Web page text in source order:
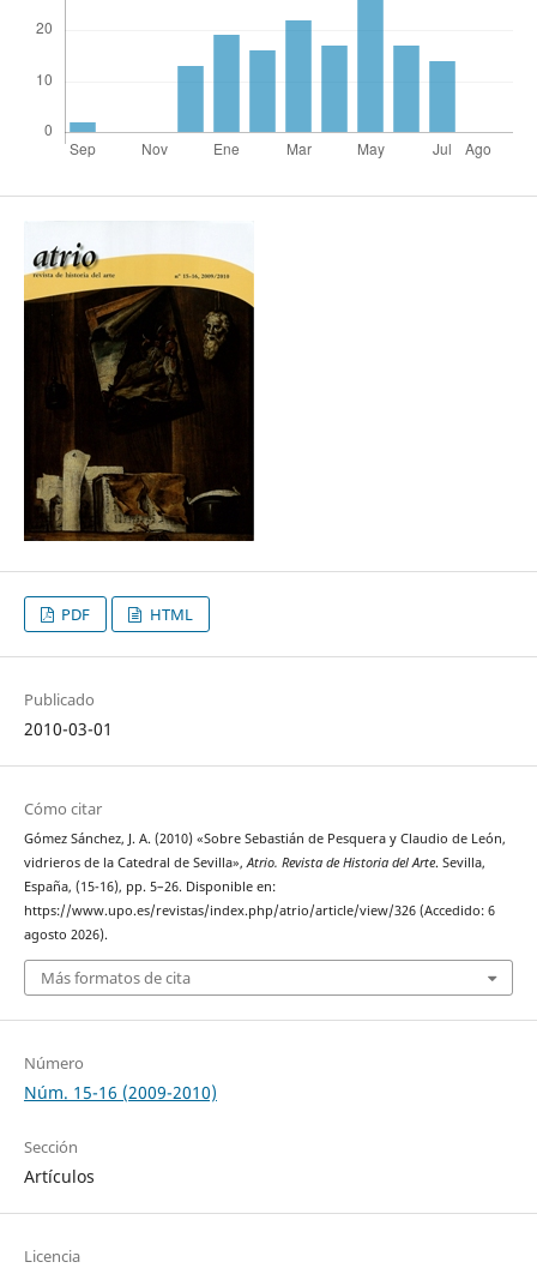
PDF HTML
Publicado
2010-03-01
Cómo citar
Gómez Sánchez, J. A. (2010) «Sobre Sebastián de Pesquera y Claudio de León,
vidrieros de la Catedral de Sevilla»,Atrio. Revista de Historia del Arte. Sevilla,
España, (15-16), pp. 5–26. Disponible en:
https://www.upo.es/revistas/index.php/atrio/article/view/326 (Accedido: 6
agosto 2026).
Más formatos de cita
Número
Núm. 15-16 (2009-2010)
Sección
Artículos
Licencia